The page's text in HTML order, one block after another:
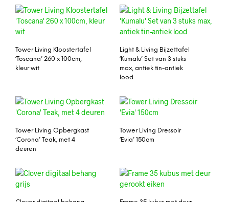
Tower Living Kloostertafel
‘Toscana’ 260 x 100cm,
kleur wit
Light & Living Bijzettafel
‘Kumalu’ Set van 3 stuks
max, antiek tin-antiek
lood
Tower Living Opbergkast
‘Corona’ Teak, met 4
deuren
Tower Living Dressoir
‘Evia’ 150cm